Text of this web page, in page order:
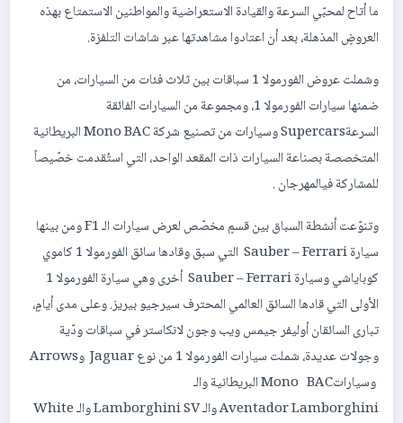
ما أتاح لمحبّي السرعة والقيادة الاستعراضية والمواطنين الاستمتاع بهذه
العروضٍ المذهلة، بعد أن اعتادوا مشاهدتها عبر شاشات التلفزة.
وشملت عروض الفورمولا 1 سباقات بين ثلاث فئات من السيارات، من
ضمنها سيارات الفورمولا 1، ومجموعة من السيارات الفائقة
السرعةSupercars وسيارات من تصنيع شركة Mono BAC البريطانية
المتخصصة بصناعة السيارات ذات المقعد الواحد، التي استُقدمت خصّيصاً
للمشاركة فيالمهرجان .
وتنوّعت أنشطة السباق بين قسمٍ مخصّص لعرض سيارات الـ F1 ومن بينها
سيارة Sauber – Ferrari التي سبق وقادها سائق الفورمولا 1 كاموي
كوباياشي وسيارة Sauber – Ferrari أخرى وهي سيارة الفورمولا 1
الأولى التي قادها السائق العالمي المحترف سيرجيو بيريز. وعلى مدى أيامٍ،
تبارى السائقان أوليفر جيمس ويب وجون لانكاستر في سباقات ودّية
وجولات عديدة، شملت سيارات الفورمولا 1 من نوع Jaguar وArrows
وسياراتMono BAC البريطانية والـ
Aventador Lamborghini والـ Lamborghini SV والـ White